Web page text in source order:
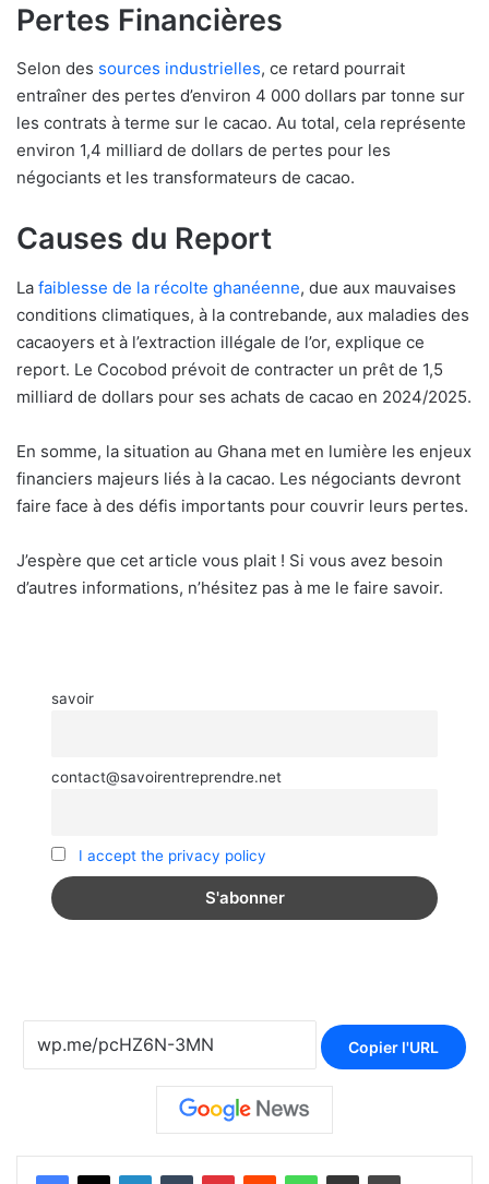
Pertes Financières
Selon des sources industrielles, ce retard pourrait
entraîner des pertes d’environ 4 000 dollars par tonne sur
les contrats à terme sur le cacao. Au total, cela représente
environ 1,4 milliard de dollars de pertes pour les
négociants et les transformateurs de cacao.
Causes du Report
La faiblesse de la récolte ghanéenne, due aux mauvaises
conditions climatiques, à la contrebande, aux maladies des
cacaoyers et à l’extraction illégale de l’or, explique ce
report. Le Cocobod prévoit de contracter un prêt de 1,5
milliard de dollars pour ses achats de cacao en 2024/2025.
En somme, la situation au Ghana met en lumière les enjeux
financiers majeurs liés à la cacao. Les négociants devront
faire face à des défis importants pour couvrir leurs pertes.
J’espère que cet article vous plait ! Si vous avez besoin
d’autres informations, n’hésitez pas à me le faire savoir.
savoir
contact@savoirentreprendre.net
I accept the privacy policy
Copier l'URL